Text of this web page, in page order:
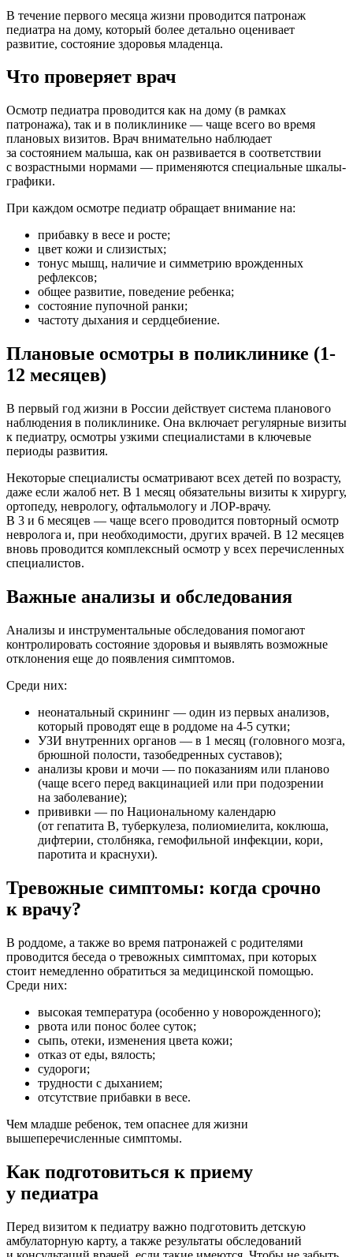
В течение первого месяца жизни проводится патронаж
педиатра на дому, который более детально оценивает
развитие, состояние здоровья младенца.
Что проверяет врач
Осмотр педиатра проводится как на дому (в рамках
патронажа), так и в поликлинике — чаще всего во время
плановых визитов. Врач внимательно наблюдает
за состоянием малыша, как он развивается в соответствии
с возрастными нормами — применяются специальные шкалы-
графики.
При каждом осмотре педиатр обращает внимание на:
прибавку в весе и росте;
цвет кожи и слизистых;
тонус мышц, наличие и симметрию врожденных
рефлексов;
общее развитие, поведение ребенка;
состояние пупочной ранки;
частоту дыхания и сердцебиение.
Плановые осмотры в поликлинике (1-
12 месяцев)
В первый год жизни в России действует система планового
наблюдения в поликлинике. Она включает регулярные визиты
к педиатру, осмотры узкими специалистами в ключевые
периоды развития.
Некоторые специалисты осматривают всех детей по возрасту,
даже если жалоб нет. В 1 месяц обязательны визиты к хирургу,
ортопеду, неврологу, офтальмологу и ЛОР-врачу.
В 3 и 6 месяцев — чаще всего проводится повторный осмотр
невролога и, при необходимости, других врачей. В 12 месяцев
вновь проводится комплексный осмотр у всех перечисленных
специалистов.
Важные анализы и обследования
Анализы и инструментальные обследования помогают
контролировать состояние здоровья и выявлять возможные
отклонения еще до появления симптомов.
Среди них:
неонатальный скрининг — один из первых анализов,
который проводят еще в роддоме на 4-5 сутки;
УЗИ внутренних органов — в 1 месяц (головного мозга,
брюшной полости, тазобедренных суставов);
анализы крови и мочи — по показаниям или планово
(чаще всего перед вакцинацией или при подозрении
на заболевание);
прививки — по Национальному календарю
(от гепатита B, туберкулеза, полиомиелита, коклюша,
дифтерии, столбняка, гемофильной инфекции, кори,
паротита и краснухи).
Тревожные симптомы: когда срочно
к врачу?
В роддоме, а также во время патронажей с родителями
проводится беседа о тревожных симптомах, при которых
стоит немедленно обратиться за медицинской помощью.
Среди них:
высокая температура (особенно у новорожденного);
рвота или понос более суток;
сыпь, отеки, изменения цвета кожи;
отказ от еды, вялость;
судороги;
трудности с дыханием;
отсутствие прибавки в весе.
Чем младше ребенок, тем опаснее для жизни
вышеперечисленные симптомы.
Как подготовиться к приему
у педиатра
Перед визитом к педиатру важно подготовить детскую
амбулаторную карту, а также результаты обследований